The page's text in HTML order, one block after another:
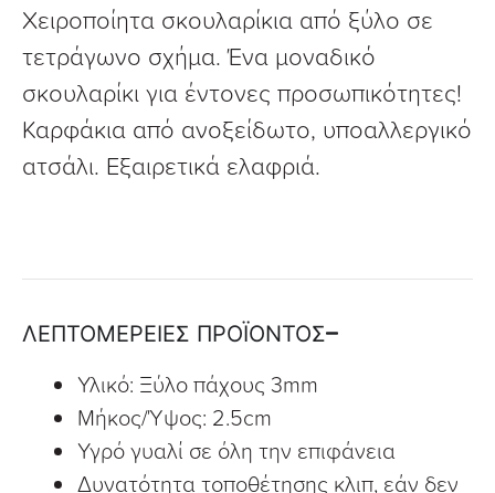
Χειροποίητα σκουλαρίκια από ξύλο σε
τετράγωνο σχήμα. Ένα μοναδικό
σκουλαρίκι για έντονες προσωπικότητες!
Καρφάκια από ανοξείδωτο, υποαλλεργικό
ατσάλι. Εξαιρετικά ελαφριά.
ΛΕΠΤΟΜΕΡΕΙΕΣ ΠΡΟΪΟΝΤΟΣ
Υλικό: Ξύλο πάχους 3mm
Μήκος/Ύψος: 2.5cm
Υγρό γυαλί σε όλη την επιφάνεια
Δυνατότητα τοποθέτησης κλιπ, εάν δεν